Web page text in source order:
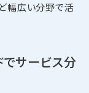
幅広い分野で活
でサービス分